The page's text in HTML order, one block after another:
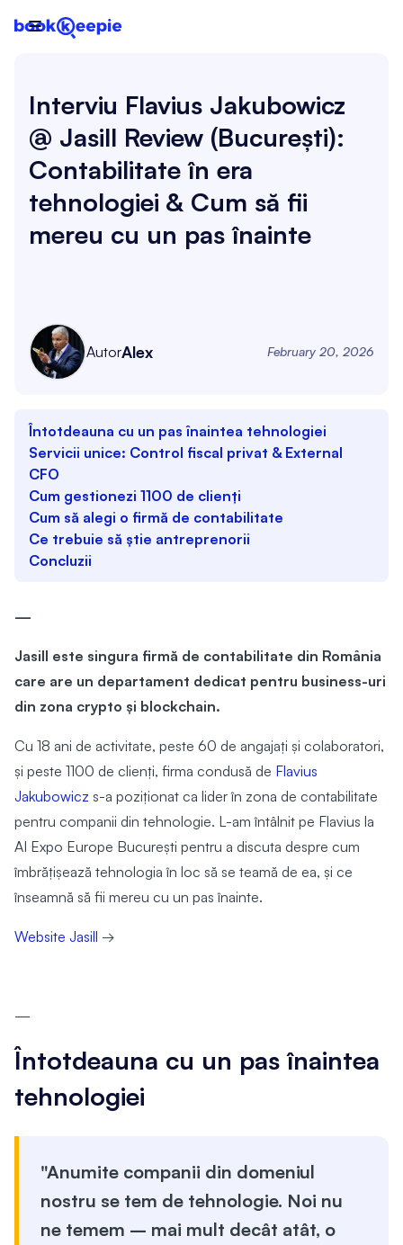

Interviu Flavius Jakubowicz
@ Jasill Review (București):
Contabilitate în era
tehnologiei & Cum să fii
mereu cu un pas înainte
AutorAlex February 20, 2026
Întotdeauna cu un pas înaintea tehnologiei
Servicii unice: Control fiscal privat & External
CFO
Cum gestionezi 1100 de clienți
Cum să alegi o firmă de contabilitate
Ce trebuie să știe antreprenorii
Concluzii
—
Jasill este singura firmă de contabilitate din România
care are un departament dedicat pentru business-uri
din zona crypto și blockchain.
Cu 18 ani de activitate, peste 60 de angajați și colaboratori,
și peste 1100 de clienți, firma condusă de Flavius
Jakubowicz s-a poziționat ca lider în zona de contabilitate
pentru companii din tehnologie. L-am întâlnit pe Flavius la
AI Expo Europe București pentru a discuta despre cum
îmbrățișează tehnologia în loc să se teamă de ea, și ce
înseamnă să fii mereu cu un pas înainte.
Website Jasill →
—
Întotdeauna cu un pas înaintea
tehnologiei
"Anumite companii din domeniul
nostru se tem de tehnologie. Noi nu
ne temem – mai mult decât atât, o